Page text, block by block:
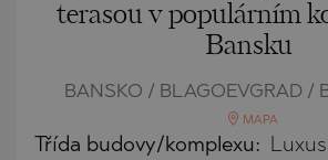
terasou v populárním
Bansku
BANSKO / BLAGOEVGRAD /
MAPA
Třída budovy/komplexu: